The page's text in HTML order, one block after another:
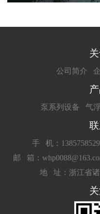
公司简介
泵系列设备 气
手 机：
邮 箱：
地 址：浙江省